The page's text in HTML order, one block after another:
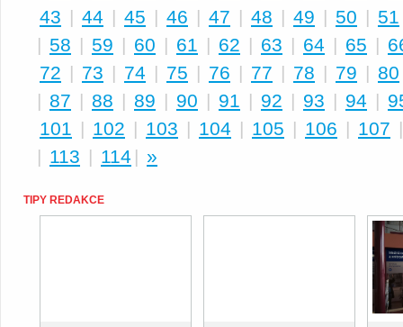
43 | 44 | 45 | 46 | 47 | 48 | 49 | 50 | 51
| 58 | 59 | 60 | 61 | 62 | 63 | 64 | 65 |
72 | 73 | 74 | 75 | 76 | 77 | 78 | 79 | 80
| 87 | 88 | 89 | 90 | 91 | 92 | 93 | 94 |
101 | 102 | 103 | 104 | 105 | 106 | 107
| 113 | 114 | »
TIPY REDAKCE